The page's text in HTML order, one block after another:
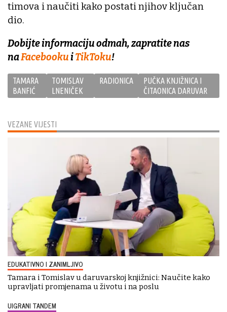
VEZANE VIJESTI
EDUKATIVNO I ZANIMLJIVO
Tamara i Tomislav u daruvarskoj knjižnici: Naučite kako
upravljati promjenama u životu i na poslu
UIGRANI TANDEM
timova i naučiti kako postati njihov ključan
dio.
Dobijte informaciju odmah, zapratite nas
naFacebookuiTikToku!
TAMARA
BANFIĆ
TOMISLAV
LNENIČEK
RADIONICA
PUČKA KNJIŽNICA I
ČITAONICA DARUVAR